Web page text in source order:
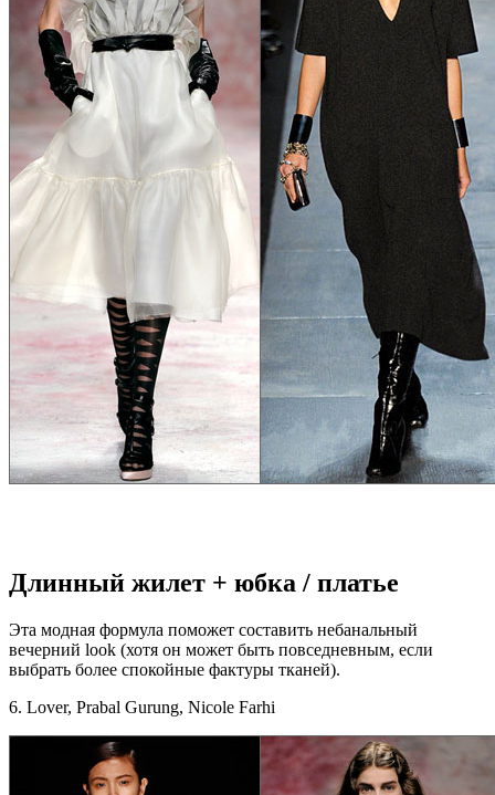
Длинный жилет + юбка / платье
Эта модная формула поможет составить небанальный
вечерний look (хотя он может быть повседневным, если
выбрать более спокойные фактуры тканей).
6. Lover, Prabal Gurung, Nicole Farhi